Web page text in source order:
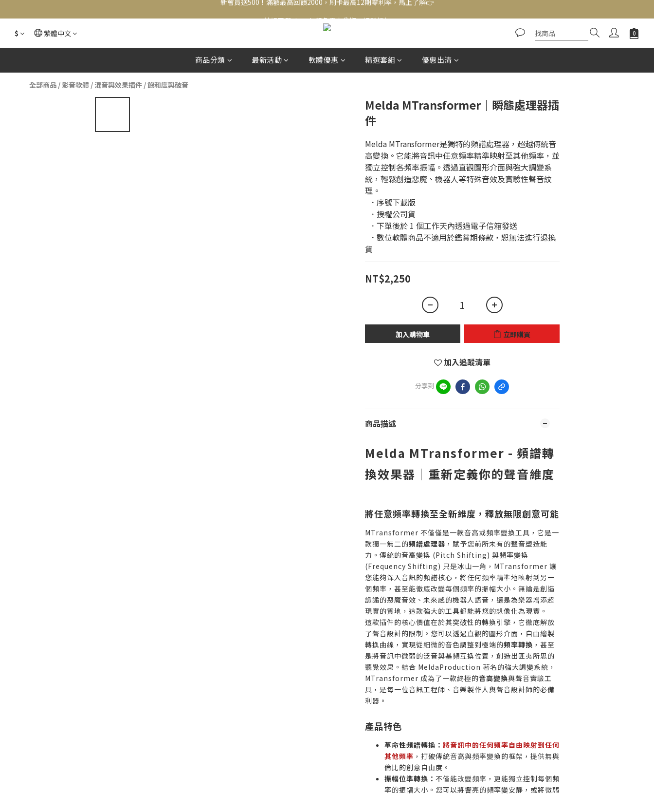
新會員送500！滿額最高回饋2000，刷卡最高12期零利率，馬上了解👉
$ 繁體中文
商品分類 最新活動 軟體優惠 精選套組 優惠出清
全部商品 / 影音軟體 / 混音與效果插件 /飽和度與破音
Melda MTransformer｜瞬態處理器插
件
Melda MTransformer是獨特的頻譜處理器，超越傳統音
高變換。它能將音訊中任意頻率精準映射至其他頻率，並
獨立控制各頻率振幅。透過直觀圖形介面與強大調變系
統，輕鬆創造惡魔、機器人等特殊音效及實驗性聲音紋
理。
  ．序號下載版
  ．授權公司貨
  ．下單後於 1 個工作天內透過電子信箱發送
貨
NT$2,250
加入購物車 立即購買
加入追蹤清單
分享到
商品描述
Melda MTransformer - 頻譜轉
換效果器｜重新定義你的聲音維度
將任意頻率轉換至全新維度，釋放無限創意可能
MTransformer 不僅僅是一款音高或頻率變換工具，它是一
款獨一無二的頻譜處理器 ，賦予您前所未有的聲音塑造能
力。傳統的音高變換 (Pitch Shifting) 與頻率變換
(Frequency Shifting) 只是冰山一角，MTransformer 讓
您能夠深入音訊的頻譜核心，將任何頻率精準地映射到另一
個頻率，甚至能徹底改變每個頻率的振幅大小。無論是創造
詭譎的惡魔音效、未來感的機器人語音，還是為樂器增添超
現實的質地，這款強大的工具都能將您的想像化為現實。
這款插件的核心價值在於其突破性的轉換引擎，它徹底解放
了聲音設計的限制。您可以透過直觀的圖形介面，自由繪製
轉換曲線，實現從細微的音色調整到極端的頻率轉換 ，甚至
是將音訊中微弱的泛音與基頻互換位置，創造出匪夷所思的
聽覺效果。結合 MeldaProduction 著名的強大調變系統，
MTransformer 成為了一款終極的音高變換與聲音實驗工
具，是每一位音訊工程師、音樂製作人與聲音設計師的必備
利器。
產品特色
革命性頻譜轉換： 將音訊中的任何頻率自由映射到任何
其他頻率 ，打破傳統音高與頻率變換的框架，提供無與
倫比的創意自由度。
振幅位準轉換： 不僅能改變頻率，更能獨立控制每個頻
率的振幅大小。您可以將響亮的頻率變安靜，或將微弱
立即購買